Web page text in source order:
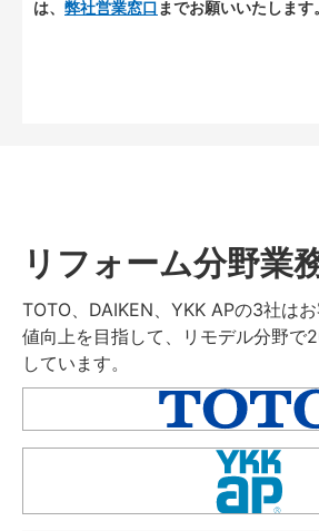
は、 弊社営業窓口 までお願いいたします。
リフォーム分野業
TOTO、DAIKEN、YKK APの3社は
値向上を目指して、リモデル分野で
しています。